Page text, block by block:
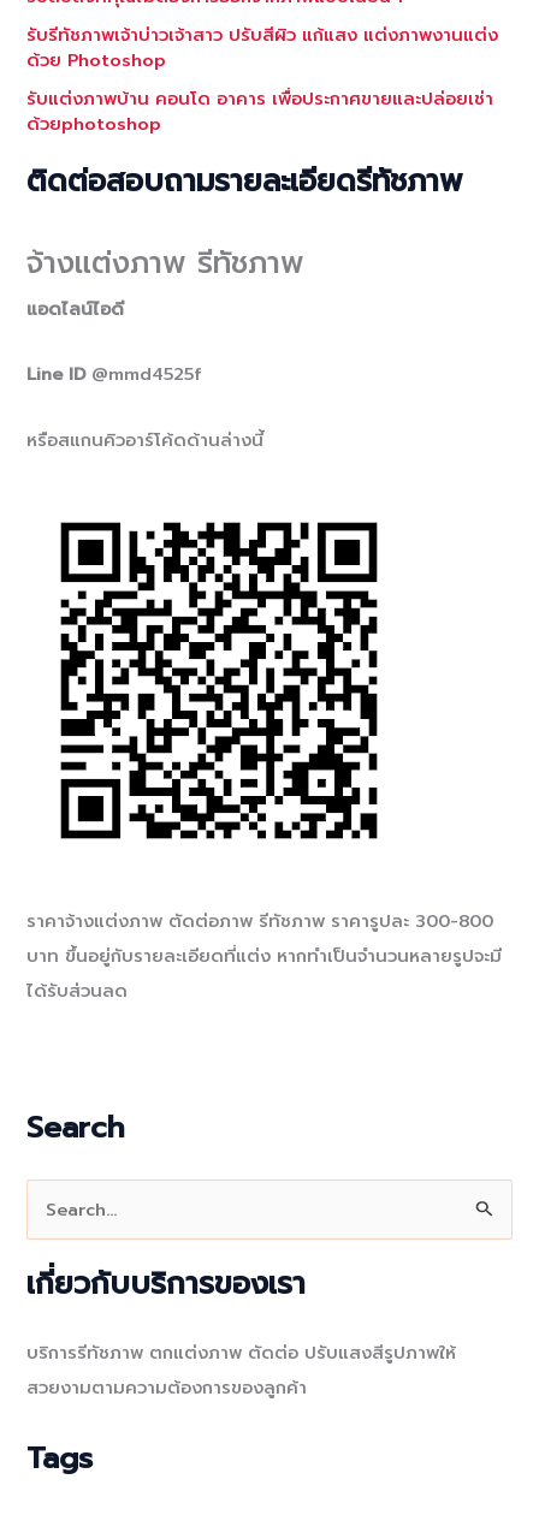
รับรีทัชภาพเจ้าบ่าวเจ้าสาว ปรับสีผิว แก้แสง แต่งภาพงานแต่ง
ด้วย Photoshop
รับแต่งภาพบ้าน คอนโด อาคาร เพื่อประกาศขายและปล่อยเช่า
ด้วยphotoshop
ติดต่อสอบถามรายละเอียดรีทัชภาพ
จ้างแต่งภาพ รีทัชภาพ
แอดไลน์ไอดี
Line ID @mmd4525f
หรือสแกนคิวอาร์โค้ดด้านล่างนี้
ราคาจ้างแต่งภาพ ตัดต่อภาพ รีทัชภาพ ราคารูปละ 300-800
บาท ขึ้นอยู่กับรายละเอียดที่แต่ง หากทำเป็นจำนวนหลายรูปจะมี
ได้รับส่วนลด
Search
r
เกี่ยวกับบริการของเรา
บริการรีทัชภาพ ตกแต่งภาพ ตัดต่อ ปรับแสงสีรูปภาพให้
สวยงามตามความต้องการของลูกค้า
Tags